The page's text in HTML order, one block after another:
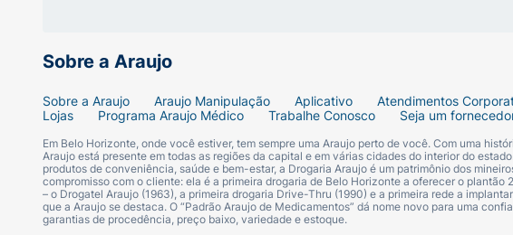
Sobre a Araujo
Sobre a Araujo Araujo Manipulação Aplicativo Atendimentos
Lojas
Programa Araujo Médico Trabalhe Conosco Seja um
Em Belo Horizonte, onde você estiver, tem sempre uma Araujo perto de você. Com uma
Araujo está presente em todas as regiões da capital e em várias cidades do interior do
produtos de conveniência, saúde e bem-estar, a Drogaria Araujo é um patrimônio dos
compromisso com o cliente: ela é a primeira drogaria de Belo Horizonte a oferecer o
– o Drogatel Araujo (1963), a primeira drogaria Drive-Thru (1990) e a primeira rede a
que a Araujo se destaca. O “Padrão Araujo de Medicamentos” dá nome novo para uma
garantias de procedência, preço baixo, variedade e estoque.